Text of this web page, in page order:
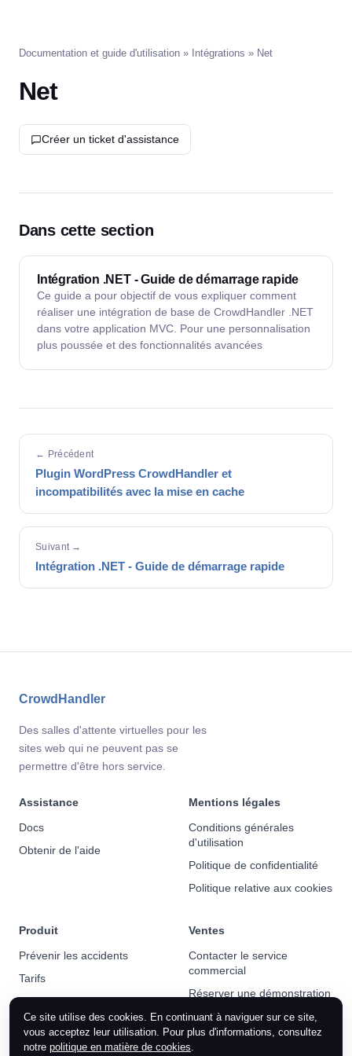
Documentation et guide d'utilisation » Intégrations » Net
Net
Créer un ticket d'assistance
Dans cette section
Intégration .NET - Guide de démarrage rapide
Ce guide a pour objectif de vous expliquer comment
réaliser une intégration de base de CrowdHandler .NET
dans votre application MVC. Pour une personnalisation
plus poussée et des fonctionnalités avancées
← Précédent
Plugin WordPress CrowdHandler et
incompatibilités avec la mise en cache
Suivant →
Intégration .NET - Guide de démarrage rapide
CrowdHandler
Des salles d'attente virtuelles pour les
sites web qui ne peuvent pas se
permettre d'être hors service.
Assistance
Docs
Obtenir de l'aide
Mentions légales
Conditions générales
d'utilisation
Politique de confidentialité
Politique relative aux cookies
Produit
Prévenir les accidents
Tarifs
Actualités
Ventes
Contacter le service
commercial
Réserver une démonstration
Ce site utilise des cookies. En continuant à naviguer sur ce site,
vous acceptez leur utilisation. Pour plus d'informations, consultez
notre politique en matière de cookies.